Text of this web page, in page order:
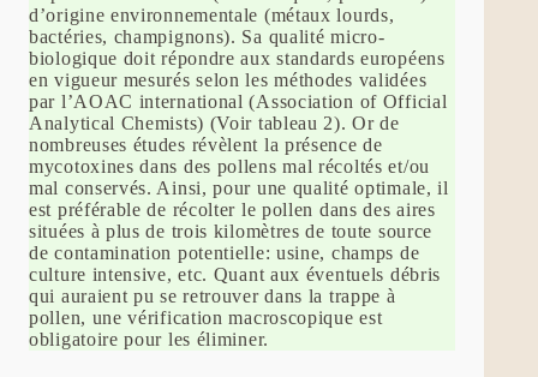
d’origine environnementale (métaux lourds,
bactéries, champignons). Sa qualité micro-
biologique doit répondre aux standards européens
en vigueur mesurés selon les méthodes validées
par l’AOAC international (Association of Official
Analytical Chemists) (Voir tableau 2). Or de
nombreuses études révèlent la présence de
mycotoxines dans des pollens mal récoltés et/ou
mal conservés. Ainsi, pour une qualité optimale, il
est préférable de récolter le pollen dans des aires
situées à plus de trois kilomètres de toute source
de contamination potentielle: usine, champs de
culture intensive, etc. Quant aux éventuels débris
qui auraient pu se retrouver dans la trappe à
pollen, une vérification macroscopique est
obligatoire pour les éliminer.